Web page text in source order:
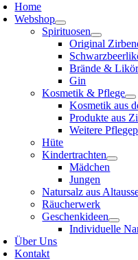
Home
Webshop
Spirituosen
Original
Brände &
Gin
Kosmetik & Pflege
Kosmetik aus
Produkte aus
Weitere
Hüte
Kindertrachten
Mädchen
Jungen
Natursalz aus
Räucherwerk
Geschenkideen
Individuelle
Über Uns
Kontakt